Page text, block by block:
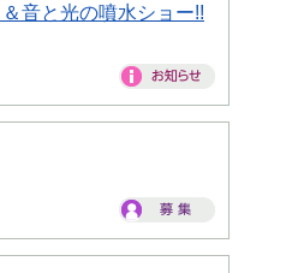
音と光の噴水ショー!!